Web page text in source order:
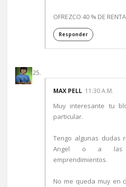
OFREZCO 40 % DE
Responder
MAX PELL 11:30 A.M.
Muy interesante tu
particular.
Tengo algunas dudas
Angel o a las
emprendimientos.
No me queda muy en